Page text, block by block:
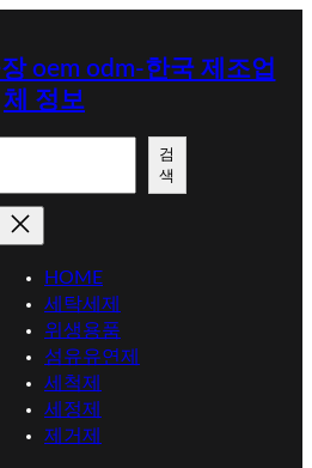
oem odm-한국 제조업
체 정보
검
색
HOME
세탁세제
위생용품
섬유유연제
세척제
세정제
제거제